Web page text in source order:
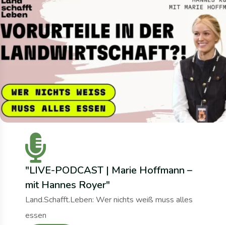
"LIVE-PODCAST | Marie Hoffmann –
mit Hannes Royer"
Land.Schafft.Leben: Wer nichts weiß muss alles
essen